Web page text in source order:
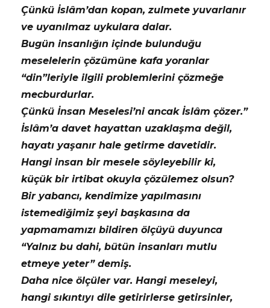
Çünkü İslâm’dan kopan, zulmete yuvarlanır
ve uyanılmaz uykulara dalar.
Bugün insanlığın içinde bulunduğu
meselelerin çözümüne kafa yoranlar
“din”leriyle ilgili problemlerini çözmeğe
mecburdurlar.
Çünkü İnsan Meselesi’ni ancak İslâm çözer.”
İslâm’a davet hayattan uzaklaşma değil,
hayatı yaşanır hale getirme davetidir.
Hangi insan bir mesele söyleyebilir ki,
küçük bir irtibat okuyla çözülemez olsun?
Bir yabancı, kendimize yapılmasını
istemediğimiz şeyi başkasına da
yapmamamızı bildiren ölçüyü duyunca
“Yalnız bu dahi, bütün insanları mutlu
etmeye yeter” demiş.
Daha nice ölçüler var. Hangi meseleyi,
hangi sıkıntıyı dile getirirlerse getirsinler,